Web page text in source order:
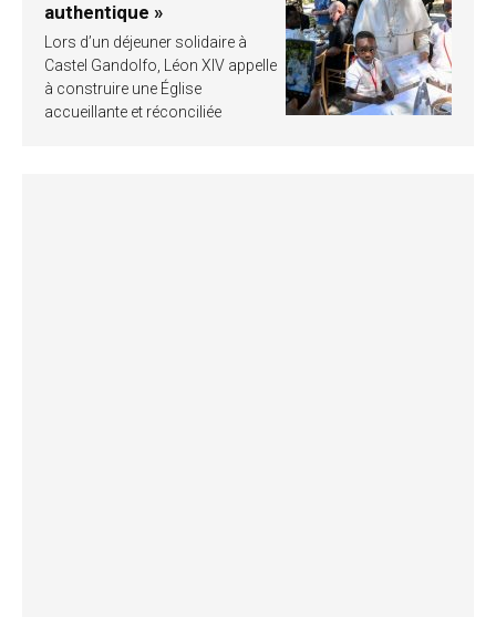
authentique »
Lors d’un déjeuner solidaire à
Castel Gandolfo, Léon XIV appelle
à construire une Église
accueillante et réconciliée